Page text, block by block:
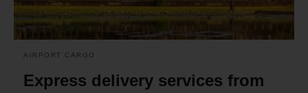
AIRPORT CARGO
Express delivery services from